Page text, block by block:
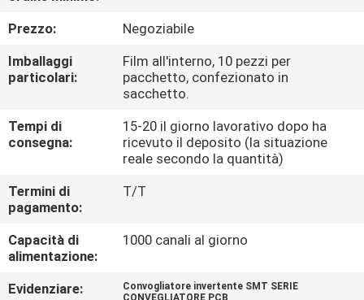
QUALITÀ
CONTATTACI
CHIEDI UN
PREVENTIVO
MAPPA
DEL
SITO
Prezzo:
Negoziabile
Imballaggi
particolari:
Film all'interno, 10 pezzi per
pacchetto, confezionato in
sacchetto.
Tempi di
consegna:
15-20 il giorno lavorativo dopo ha
ricevuto il deposito (la situazione
reale secondo la quantità)
Termini di
pagamento:
T/T
Capacità di
alimentazione:
1000 canali al giorno
Evidenziare:
Convogliatore invertente SMT SERIE